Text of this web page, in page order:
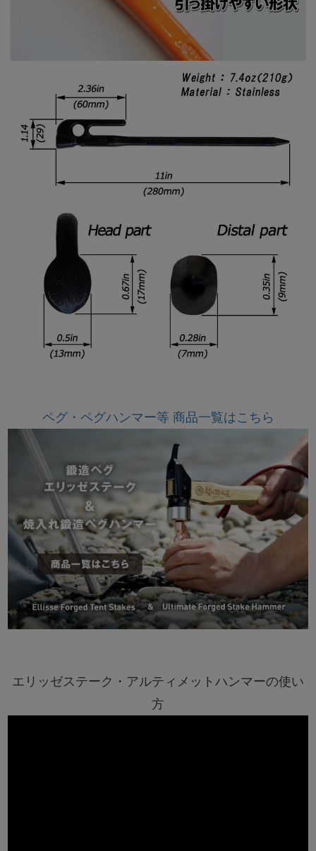
ペグ・ペグハンマー等 商品一覧はこちら
エリッゼステーク・アルティメットハンマーの使い
方